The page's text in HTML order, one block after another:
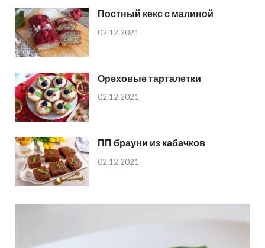
Постный кекс с малиной
02.12.2021
Ореховые тарталетки
02.12.2021
ПП брауни из кабачков
02.12.2021